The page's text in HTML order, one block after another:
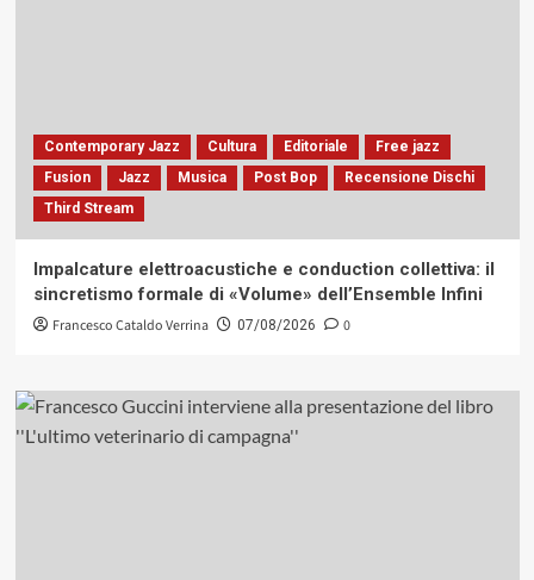
Contemporary Jazz Cultura Editoriale
Free jazz
Fusion
Jazz Musica Post Bop
Recensione Dischi
Third Stream
Impalcature elettroacustiche e conduction collettiva: il
sincretismo formale di «Volume» dell’Ensemble Infini
Francesco Cataldo Verrina 07/08/2026 0